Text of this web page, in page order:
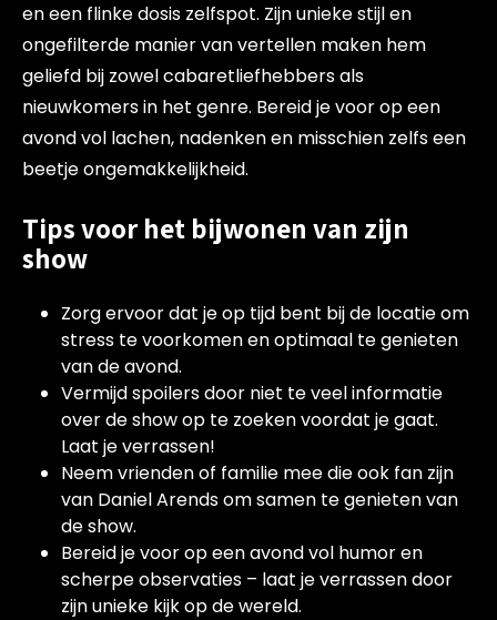
en een flinke dosis zelfspot. Zijn unieke stijl en
ongefilterde manier van vertellen maken hem
geliefd bij zowel cabaretliefhebbers als
nieuwkomers in het genre. Bereid je voor op een
avond vol lachen, nadenken en misschien zelfs een
beetje ongemakkelijkheid.
Tips voor het bijwonen van zijn
show
Zorg ervoor dat je op tijd bent bij de locatie om
stress te voorkomen en optimaal te genieten
van de avond.
Vermijd spoilers door niet te veel informatie
over de show op te zoeken voordat je gaat.
Laat je verrassen!
Neem vrienden of familie mee die ook fan zijn
van Daniel Arends om samen te genieten van
de show.
Bereid je voor op een avond vol humor en
scherpe observaties – laat je verrassen door
zijn unieke kijk op de wereld.